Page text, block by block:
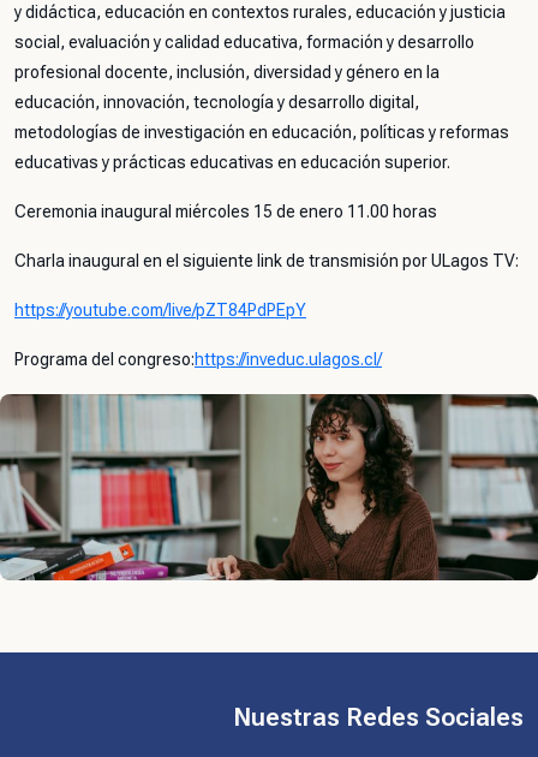
y didáctica, educación en contextos rurales, educación y justicia
social, evaluación y calidad educativa, formación y desarrollo
profesional docente, inclusión, diversidad y género en la
educación, innovación, tecnología y desarrollo digital,
metodologías de investigación en educación, políticas y reformas
educativas y prácticas educativas en educación superior.
Ceremonia inaugural miércoles 15 de enero 11.00 horas
Charla inaugural en el siguiente link de transmisión por ULagos TV:
https://youtube.com/live/pZT84PdPEpY
Programa del congreso:https://inveduc.ulagos.cl/
Nuestras Redes Sociales